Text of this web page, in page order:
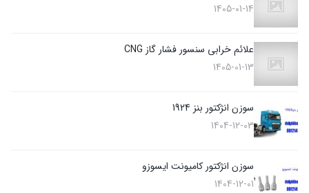
1405-01-14
علائم خرابی سنسور فشار گاز CNG
1405-01-13
سوزن انژکتور بنز 1924
1404-12-03
سوزن انژکتور کامیونت ایسوزو
1404-12-01